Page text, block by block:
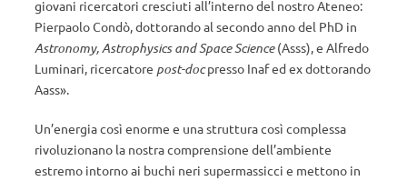
giovani ricercatori cresciuti all’interno del nostro Ateneo:
Pierpaolo Condò, dottorando al secondo anno del PhD in
Astronomy, Astrophysics and Space Science(Asss), e Alfredo
Luminari, ricercatore post-docpresso Inaf ed ex dottorando
Aass».
Un’energia così enorme e una struttura così complessa
rivoluzionano la nostra comprensione dell’ambiente
estremo intorno ai buchi neri supermassicci e mettono in